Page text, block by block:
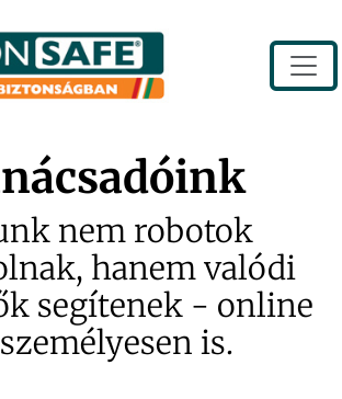
nem robotok
hanem valódi
segítenek - online
is.